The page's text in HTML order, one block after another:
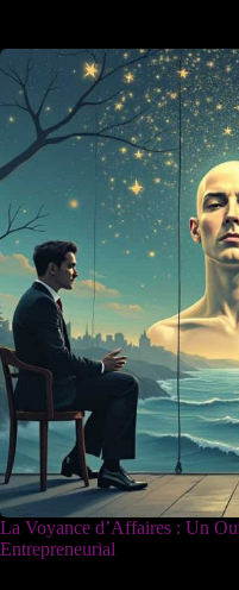
La Voyance d’Affaires : Un
Entrepreneurial